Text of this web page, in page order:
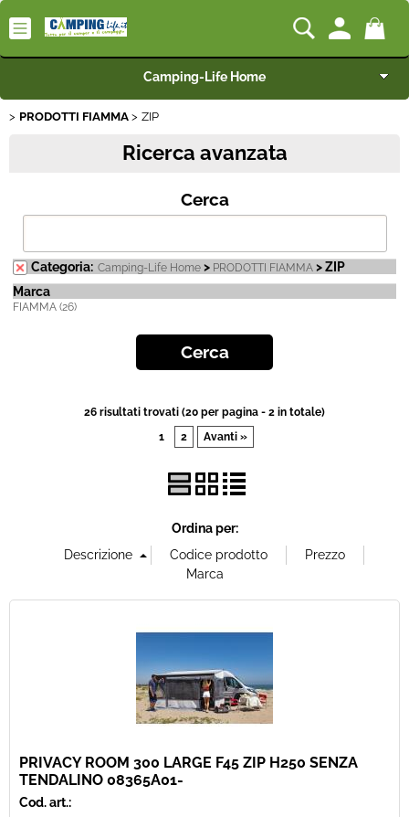
Camping-Life Home
Articoli per Camper e Caravan
Speciale Arredo
Campeggio e Giardino
Rimorchi
Offerte Del mese
Fineserie e Occasioni
Veicoli Pronta consegna
Lavora Con Noi
PRODOTTI FIAMMA ZIP
Ricerca avanzata
Cerca
Categoria: Camping-Life Home > PRODOTTI FIAMMA > ZIP
Marca
FIAMMA (26)
26 risultati trovati (20 per pagina - 2 in totale)
1
2 Avanti »
Ordina per:
PRIVACY ROOM 300 LARGE F45 ZIP H250 SENZA
TENDALINO 08365A01-
Cod. art.: